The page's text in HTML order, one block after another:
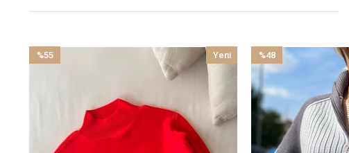
%55
Yeni
%48
İndirim
%48İndirim